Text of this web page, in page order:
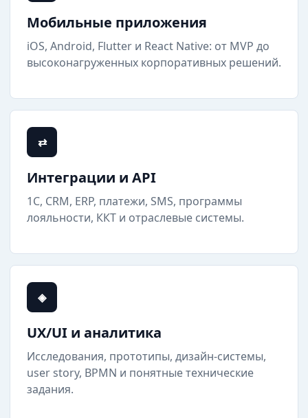
Мобильные приложения
iOS, Android, Flutter и React Native: от MVP до
высоконагруженных корпоративных решений.
⇄
Интеграции и API
1С, CRM, ERP, платежи, SMS, программы
лояльности, ККТ и отраслевые системы.
◈
UX/UI и аналитика
Исследования, прототипы, дизайн-системы,
user story, BPMN и понятные технические
задания.